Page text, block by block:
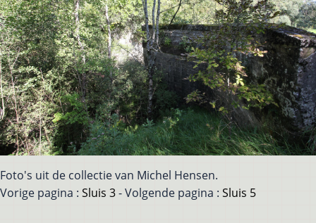
Foto's uit de collectie van Michel Hensen.
Vorige pagina : Sluis 3- Volgende pagina : Sluis 5